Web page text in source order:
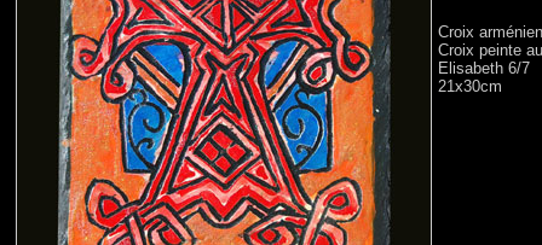
Croix
Croix peinte
Elisabeth 6/7
21x30cm